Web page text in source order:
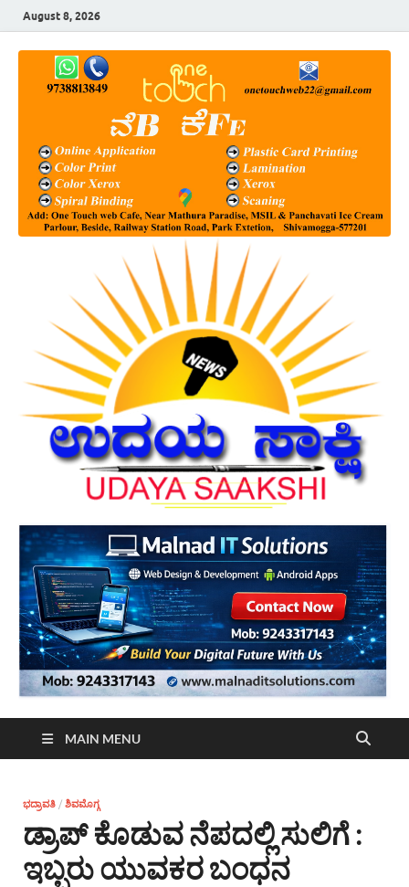
August 8, 2026
MAIN MENU
ಭದ್ರಾವತಿ / ಶಿವಮೊಗ್ಗ
ಡ್ರಾಪ್ ಕೊಡುವ ನೆಪದಲ್ಲಿ ಸುಲಿಗೆ :
ಇಬ್ಬರು ಯುವಕರ ಬಂಧನ